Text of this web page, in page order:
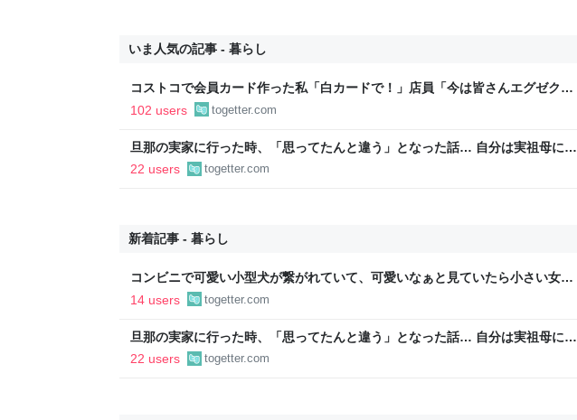
いま人気の記事 - 暮らし
コストコで会員カード作った私「白カードで！」店員「今は皆さんエグゼクテ
ィブカードしか作りませんけど？」→コストコのカード勧誘はやたら圧が強い
102 users togetter.com
旦那の実家に行った時、「思ってたんと違う」となった話… 自分は実祖母に
「嫁いだらお客様じゃないから。恥じぬようしっかり働け」と言われていたの
で、嫁ぎ先で嫌われたら終わりと思い、張り切っていた
22 users togetter.com
新着記事 - 暮らし
コンビニで可愛い小型犬が繋がれていて、可愛いなぁと見ていたら小さい女の
子連れの母親がやってきて、子供が「可愛い！欲しい！」と言うと「連れて帰
14 users togetter.com
旦那の実家に行った時、「思ってたんと違う」となった話… 自分は実祖母に
「嫁いだらお客様じゃないから。恥じぬようしっかり働け」と言われていたの
22 users togetter.com